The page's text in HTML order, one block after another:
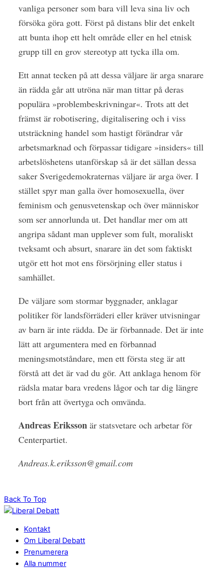
vanliga personer som bara vill leva sina liv och
försöka göra gott. Först på distans blir det enkelt
att bunta ihop ett helt område eller en hel etnisk
grupp till en grov stereotyp att tycka illa om.
Ett annat tecken på att dessa väljare är arga snarare
än rädda går att utröna när man tittar på deras
populära »problembeskrivningar«. Trots att det
främst är robotisering, digitalisering och i viss
utsträckning handel som hastigt förändrar vår
arbetsmarknad och förpassar tidigare »insiders« till
arbetslöshetens utanförskap så är det sällan dessa
saker Sverigedemokraternas väljare är arga över. I
stället spyr man galla över homosexuella, över
feminism och genusvetenskap och över människor
som ser annorlunda ut. Det handlar mer om att
angripa sådant man upplever som fult, moraliskt
tveksamt och absurt, snarare än det som faktiskt
utgör ett hot mot ens försörjning eller status i
samhället.
De väljare som stormar byggnader, anklagar
politiker för landsförräderi eller kräver utvisningar
av barn är inte rädda. De är förbannade. Det är inte
lätt att argumentera med en förbannad
meningsmotståndare, men ett första steg är att
förstå att det är vad du gör. Att anklaga henom för
rädsla matar bara vredens lågor och tar dig längre
bort från att övertyga och omvända.
AndreasEriksson är statsvetare och arbetar för
Centerpartiet.
Andreas.k.eriksson@gmail.com
Back To Top
Kontakt
Om Liberal Debatt
Prenumerera
Alla nummer